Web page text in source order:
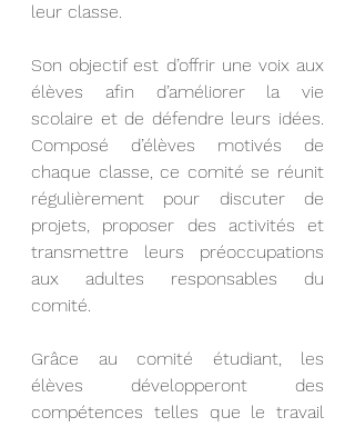
leur classe.
Son objectif est d’offrir une voix aux
élèves afin d’améliorer la vie
scolaire et de défendre leurs idées.
Composé d’élèves motivés de
chaque classe, ce comité se réunit
régulièrement pour discuter de
projets, proposer des activités et
transmettre leurs préoccupations
aux adultes responsables du
comité.
Grâce au comité étudiant, les
élèves développeront des
compétences telles que le travail